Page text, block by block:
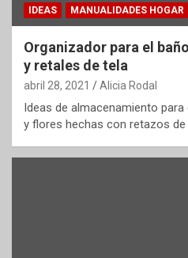
IDEAS MANUALIDADES HOGAR
Organizador para el
y retales de tela
abril 28, 2021 Alicia Rodal
Ideas de almacenamiento
y flores hechas con retazos de